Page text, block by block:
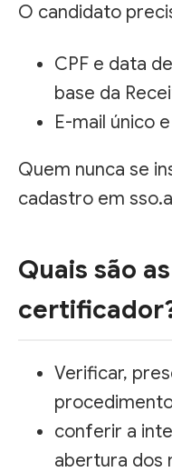
O candidato
CPF e data
base da
E-mail único
Quem nunca se
cadastro em
Quais são
Verificar,
conferir a
abertura dos